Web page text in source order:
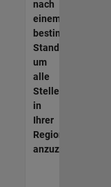
nach
einem
bestimmten
Standort,
um
alle
Stellenangebote
in
Ihrer
Region
anzuzeigen.